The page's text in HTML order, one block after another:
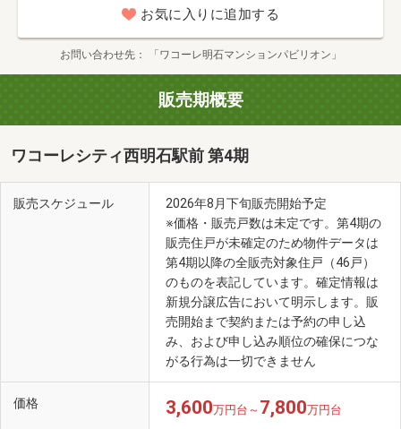
お気に入りに追加する
お問い合わせ先 「ワコーレ明石マンションパビリオン」
販売期概要
ワコーレシティ西明石駅前 第4期
販売スケジュール
2026年8月下旬販売開始予定
※価格・販売戸数は未定です。第4期の
販売住戸が未確定のため物件データは
第4期以降の全販売対象住戸（46戸）
のものを表記しています。確定情報は
新規分譲広告において明示します。販
売開始まで契約または予約の申し込
み、および申し込み順位の確保につな
がる行為は一切できません
価格 3,600万円台～ 7,800万円台